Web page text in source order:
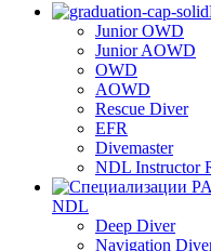
Junior OWD
Junior AOWD
OWD
AOWD
Rescue Diver
EFR
Divemaster
NDL Instructor
NDL
Deep Diver
Navigation